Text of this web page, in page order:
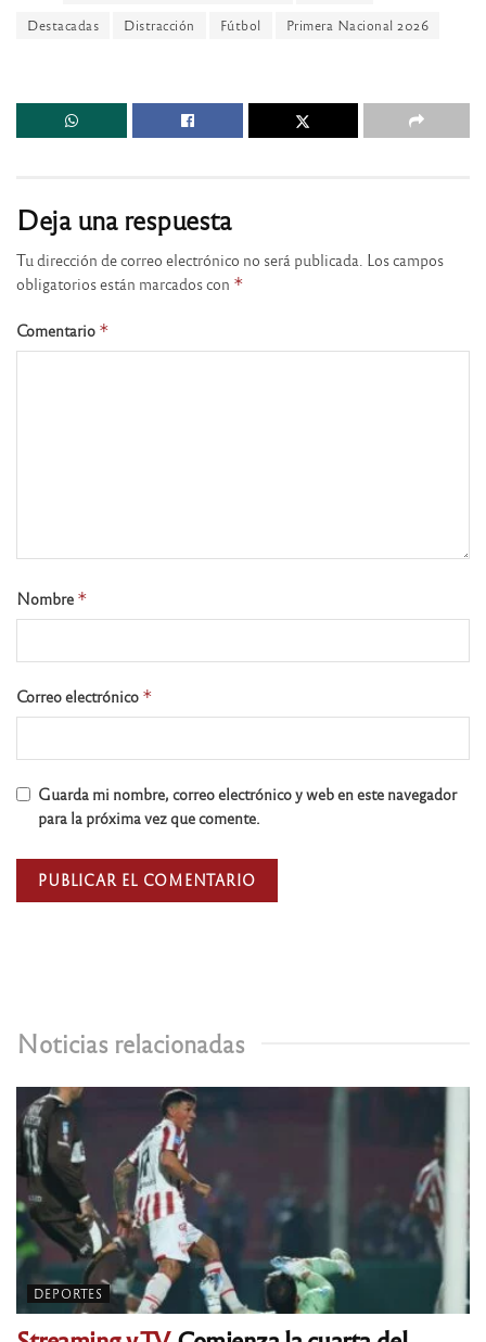
Destacadas
Distracción Fútbol Primera Nacional 2026
Noticias relacionadas
DEPORTES
Deja una respuesta
Tu dirección de correo electrónico no será publicada. Los campos
obligatorios están marcados con *
Comentario *
Nombre *
Correo electrónico *
Guarda mi nombre, correo electrónico y web en este navegador
para la próxima vez que comente.